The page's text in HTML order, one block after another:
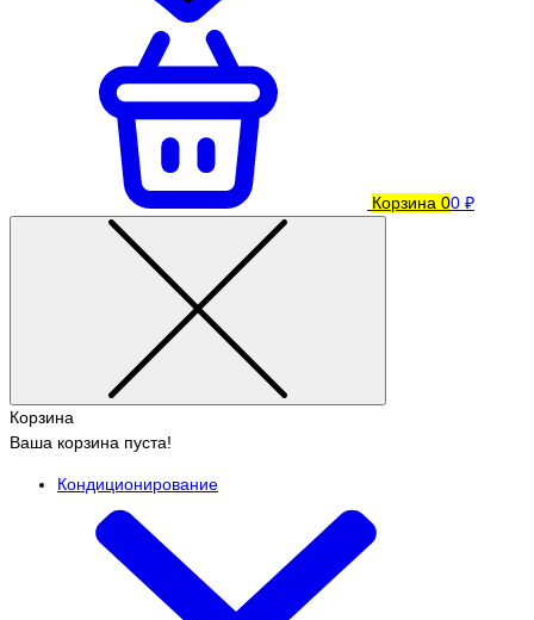
Корзина 00 ₽
Корзина
Ваша корзина пуста!
Кондиционирование